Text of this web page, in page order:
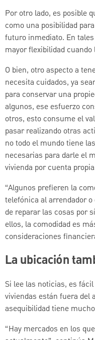
Por otro lado, es posible
como una posibilidad
futuro inmediato. En
mayor flexibilidad
O bien, otro aspecto a
necesita cuidados, ya
para conservar una
algunos, ese esfuerzo
otros, esto consume el
pasar realizando otras
no todo el mundo tiene
necesarias para darle el
vivienda por cuenta
“Algunos prefieren la
telefónica al arrendador
de reparar las cosas por
ellos, la comodidad es
consideraciones
La ubicación
Si lee las noticias, es
viviendas están fuera del
asequibilidad tiene
“Hay mercados en los